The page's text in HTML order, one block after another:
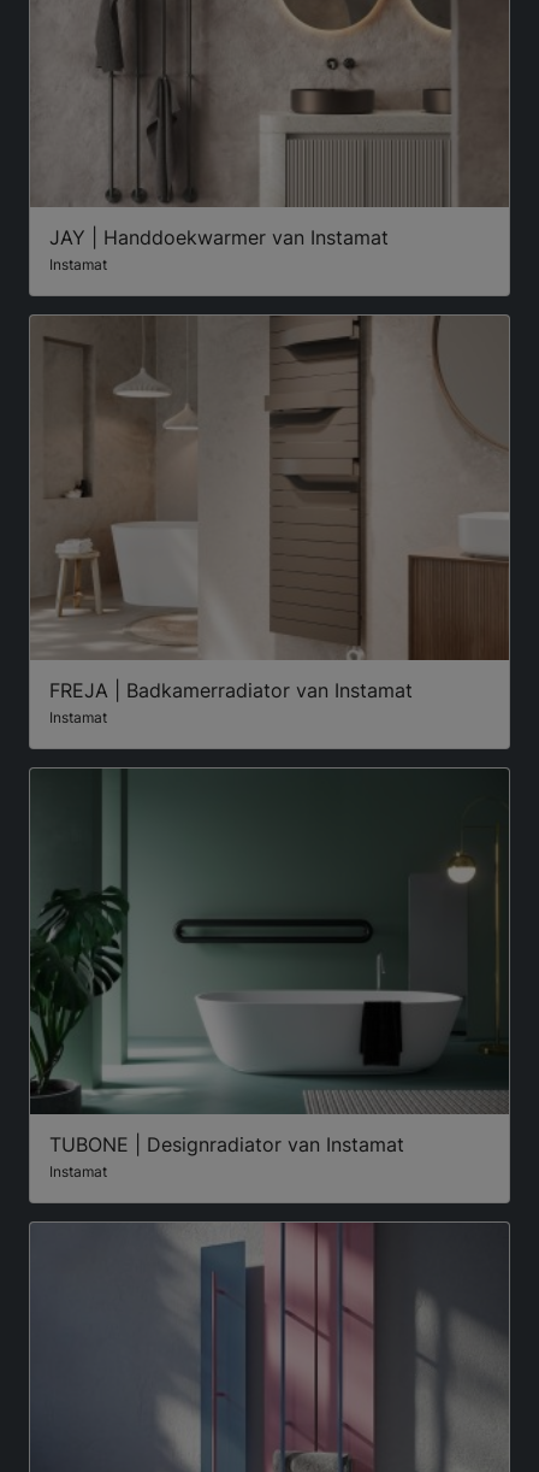
JAY | Handdoekwarmer van Instamat
Instamat
FREJA | Badkamerradiator van Instamat
Instamat
TUBONE | Designradiator van Instamat
Instamat